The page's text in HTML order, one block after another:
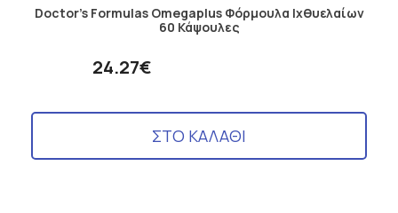
Doctor's Formulas Omegaplus Φόρμουλα Ιχθυελαίων
60 Κάψουλες
24.27€
ΣΤΟ ΚΑΛΑΘΙ